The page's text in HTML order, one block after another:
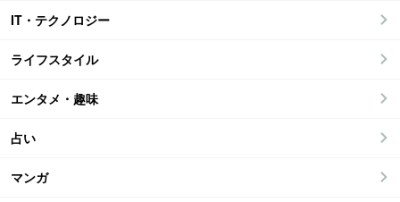
IT・テクノロジー
ライフスタイル
エンタメ・趣味
占い
マンガ